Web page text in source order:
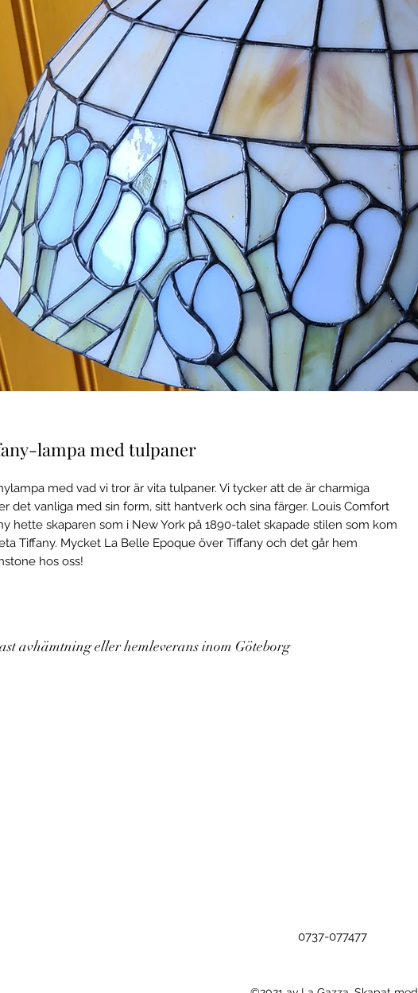
lampa med tulpaner
med vad vi tror är vita tulpaner. Vi tycker att de är charmiga
det vanliga med sin form, sitt hantverk och sina färger. Louis Comfort
hette skaparen som i New York på 1890-talet skapade stilen som kom
Tiffany. Mycket La Belle Epoque över Tiffany och det går hem
hos oss!
avhämtning eller hemleverans inom Göteborg
0737-077477